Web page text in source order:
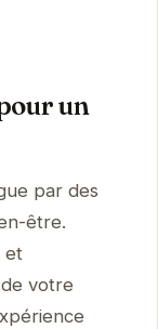
un
par des
être.
et
votre